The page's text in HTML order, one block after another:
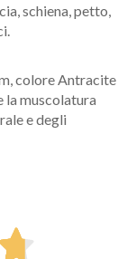
schiena, petto,
colore Antracite
la muscolatura
e degli